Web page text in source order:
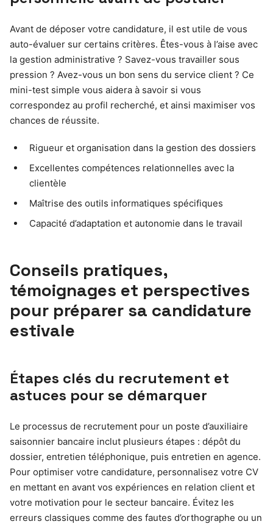
Avant de déposer votre candidature, il est utile de vous
auto-évaluer sur certains critères. Êtes-vous à l’aise avec
la gestion administrative ? Savez-vous travailler sous
pression ? Avez-vous un bon sens du service client ? Ce
mini-test simple vous aidera à savoir si vous
correspondez au profil recherché, et ainsi maximiser vos
chances de réussite.
Rigueur et organisation dans la gestion des dossiers
Excellentes compétences relationnelles avec la
clientèle
Maîtrise des outils informatiques spécifiques
Capacité d’adaptation et autonomie dans le travail
Conseils pratiques,
témoignages et perspectives
pour préparer sa candidature
estivale
Étapes clés du recrutement et
astuces pour se démarquer
Le processus de recrutement pour un poste d’auxiliaire
saisonnier bancaire inclut plusieurs étapes : dépôt du
dossier, entretien téléphonique, puis entretien en agence.
Pour optimiser votre candidature, personnalisez votre CV
en mettant en avant vos expériences en relation client et
votre motivation pour le secteur bancaire. Évitez les
erreurs classiques comme des fautes d’orthographe ou un